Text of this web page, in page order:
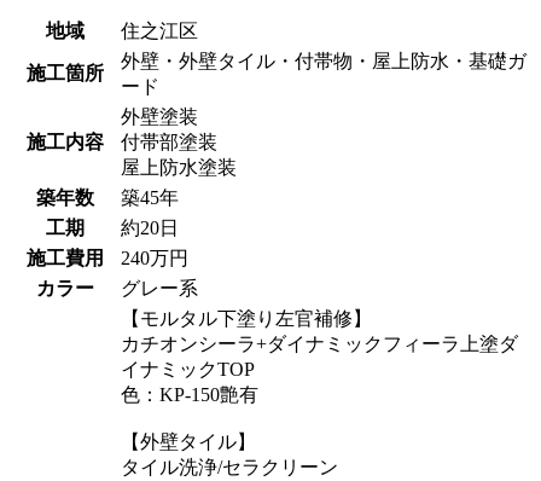
地域 住之江区
施工箇所
外壁・外壁タイル・付帯物・屋上防水・基礎ガ
ード
施工内容
外壁塗装
付帯部塗装
屋上防水塗装
築年数
築45年
工期
約20日
施工費用
240万円
カラー
グレー系
【モルタル下塗り左官補修】
カチオンシーラ+ダイナミックフィーラ上塗ダ
イナミックTOP
色：KP-150艶有
【外壁タイル】
タイル洗浄/セラクリーン